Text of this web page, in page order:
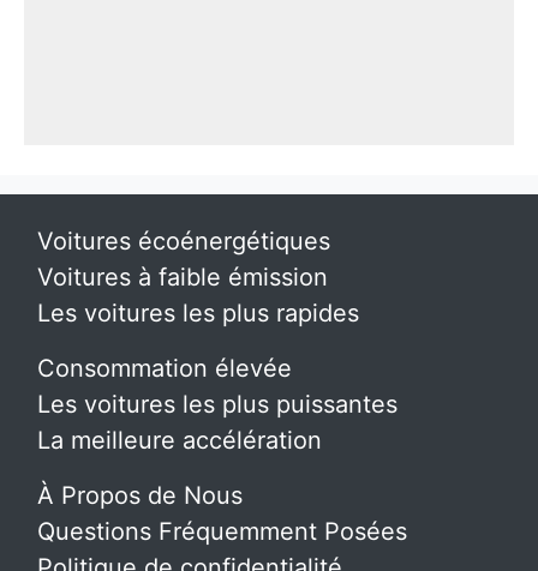
Voitures écoénergétiques
Voitures à faible émission
Les voitures les plus rapides
Consommation élevée
Les voitures les plus puissantes
La meilleure accélération
À Propos de Nous
Questions Fréquemment Posées